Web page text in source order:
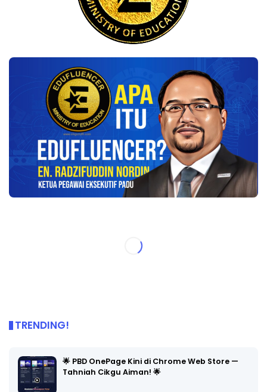
TRENDING!
🌟 PBD OnePage Kini di Chrome Web Store —
Tahniah Cikgu Aiman! 🌟